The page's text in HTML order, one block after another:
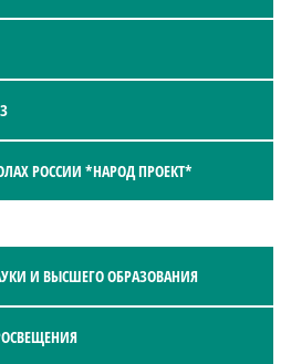
РОССИИ *НАРОД ПРОЕКТ*
И ВЫСШЕГО ОБРАЗОВАНИЯ